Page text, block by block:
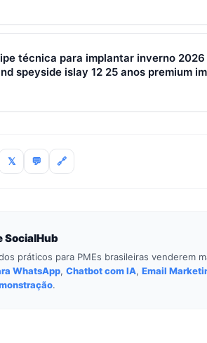
(tempo de resposta, follow-up)
técnica para implantar inverno
speyside islay 12 25 anos premium
𝕏 💬 🔗
SocialHub
práticos para PMEs brasileiras venderem
WhatsApp, Chatbot com IA, Email
.